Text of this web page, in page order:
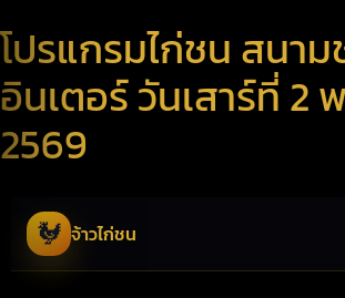
โปรแกรมไก่ชน สนา
อินเตอร์ วันเสาร์ที่ 2
2569
🐓 จ้าวไก่ชน